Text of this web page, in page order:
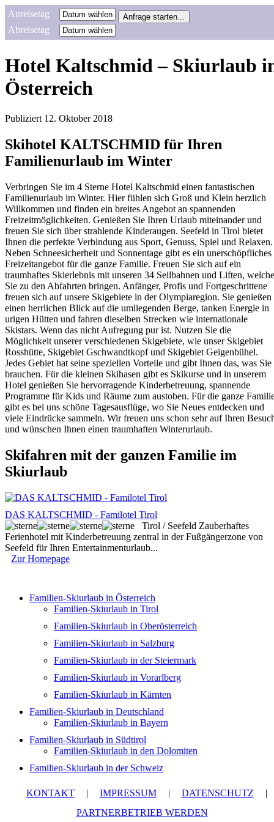
Anreisetag
Abreisetag
Hotel Kaltschmid – Skiurlaub
Österreich
Publiziert 12. Oktober 2018
Skihotel KALTSCHMID für Ihren
Familienurlaub im Winter
Verbringen Sie im 4 Sterne Hotel Kaltschmid einen fantastischen
Familienurlaub im Winter. Hier fühlen sich Groß und Klein herzlich
Willkommen und finden ein breites Angebot an spannenden
Freizeitmöglichkeiten. Genießen Sie Ihren Urlaub miteinander und
freuen Sie sich über strahlende Kinderaugen. Seefeld in Tirol bietet
Ihnen die perfekte Verbindung aus Sport, Genuss, Spiel und Relaxen.
Neben Schneesicherheit und Sonnentage gibt es ein unerschöpfliches
Freizeitangebot für die ganze Familie. Freuen Sie sich auf ein
traumhaftes Skierlebnis mit unseren 34 Seilbahnen und Liften, welche
Sie zu den Abfahrten bringen. Anfänger, Profis und Fortgeschrittene
freuen sich auf unsere Skigebiete in der Olympiaregion. Sie genießen
einen herrlichen Blick auf die umliegenden Berge, tanken Energie in
urigen Hütten und fahren dieselben Strecken wie internationale
Skistars. Wenn das nicht Aufregung pur ist. Nutzen Sie die
Möglichkeit unserer verschiedenen Skigebiete, wie unser Skigebiet
Rosshütte, Skigebiet Gschwandtkopf und Skigebiet Geigenbühel.
Jedes Gebiet hat seine speziellen Vorteile und gibt Ihnen das, was Sie
brauchen. Für die kleinen Skihasen gibt es Skikurse und in unserem
Hotel genießen Sie hervorragende Kinderbetreuung, spannende
Programme für Kids und Räume zum austoben. Für die ganze
gibt es bei uns schöne Tagesausflüge, wo Sie Neues entdecken und
viele Eindrücke sammeln. Wir freuen uns schon sehr auf Ihren
und wünschen Ihnen einen traumhaften Winterurlaub.
Skifahren mit der ganzen Familie im
Skiurlaub
DAS KALTSCHMID - Familotel Tirol
Tirol / Seefeld Zauberhaftes
Ferienhotel mit Kinderbetreuung zentral in der Fußgängerzone von
Seefeld für Ihren Entertainmenturlaub...
Zur Homepage
Familien-Skiurlaub in Österreich
Familien-Skiurlaub in Tirol
Familien-Skiurlaub in Oberösterreich
Familien-Skiurlaub in Salzburg
Familien-Skiurlaub in der Steiermark
Familien-Skiurlaub in Vorarlberg
Familien-Skiurlaub in Kärnten
Familien-Skiurlaub in Deutschland
Familien-Skiurlaub in Bayern
Familien-Skiurlaub in Südtirol
Familien-Skiurlaub in den Dolomiten
Familien-Skiurlaub in der Schweiz
KONTAKT | IMPRESSUM | DATENSCHUTZ
|
PARTNERBETRIEB WERDEN